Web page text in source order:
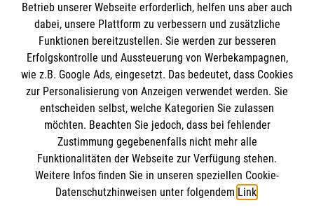
Informationen
Impressum
Datenschutz
Barrierefreiheit
Kontakt
Die Malteser
Malteser in Deutschland
Malteserorden
Sharepoint
Spendenkonto
Betrieb unserer Webseite erforderlich, helfen uns aber auch
dabei, unsere Plattform zu verbessern und zusätzliche
Funktionen bereitzustellen. Sie werden zur besseren
Erfolgskontrolle und Aussteuerung von Werbekampagnen,
wie z.B. Google Ads, eingesetzt. Das bedeutet, dass Cookies
zur Personalisierung von Anzeigen verwendet werden. Sie
entscheiden selbst, welche Kategorien Sie zulassen
möchten. Beachten Sie jedoch, dass bei fehlender
Zustimmung gegebenenfalls nicht mehr alle
Funktionalitäten der Webseite zur Verfügung stehen.
Weitere Infos finden Sie in unseren speziellen Cookie-
Datenschutzhinweisen unter folgendem Link.